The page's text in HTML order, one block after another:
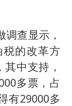
有“独立”过
媒体：“内容由AI生成”不是免责盾牌
调查显示，
的改革方
中支持，
多票，占
有29000多